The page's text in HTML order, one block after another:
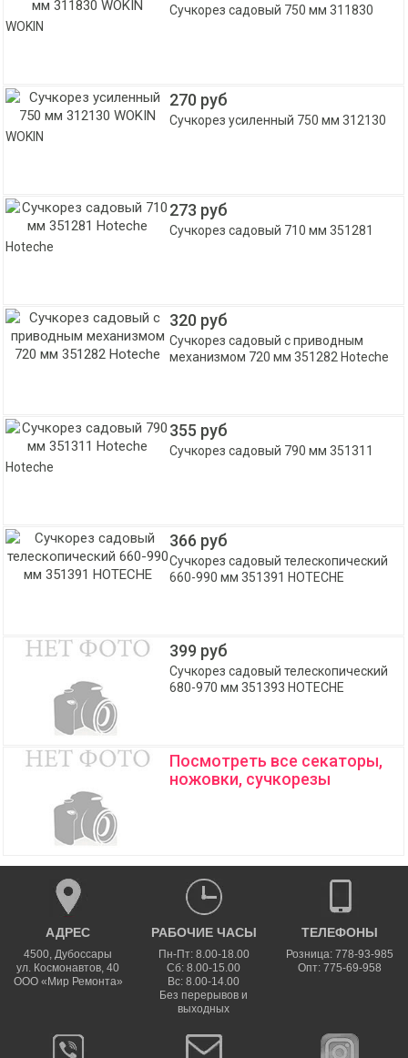
Сучкорез садовый 750 мм 311830
WOKIN
270 руб
Сучкорез усиленный 750 мм 312130
WOKIN
273 руб
Сучкорез садовый 710 мм 351281
Hoteche
320 руб
Сучкорез садовый с приводным
механизмом 720 мм 351282 Hoteche
355 руб
Сучкорез садовый 790 мм 351311
Hoteche
366 руб
Сучкорез садовый телескопический
660-990 мм 351391 HOTECHE
399 руб
Сучкорез садовый телескопический
680-970 мм 351393 HOTECHE
Посмотреть все секаторы,
ножовки, сучкорезы
АДРЕС
4500,Дубоссары
ул. Космонавтов, 40
ООО «Мир Ремонта»
РАБОЧИЕ ЧАСЫ
Пн-Пт: 8.00-18.00
Сб: 8.00-15.00
Вс: 8.00-14.00
Без перерывов и
выходных
ТЕЛЕФОНЫ
Розница: 778-93-985
Опт: 775-69-958